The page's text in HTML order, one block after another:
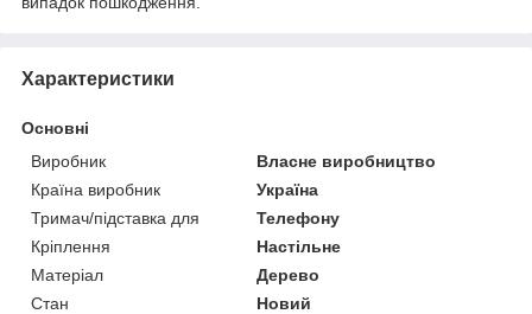
Характеристики
Основні
Виробник
Власне виробництво
Країна виробник
Україна
Тримач/підставка для
Телефону
Кріплення
Настільне
Матеріал
Дерево
Стан
Новий